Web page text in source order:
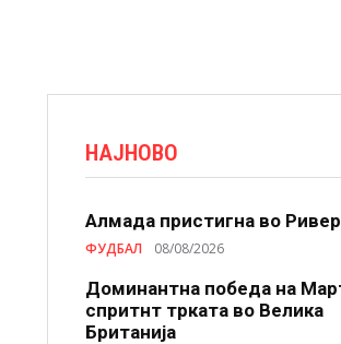
НАЈНОВО
Алмада пристигна во
ФУДБАЛ 08/08/2026
Доминантна победа на
спритнт трката во Велика
Британија